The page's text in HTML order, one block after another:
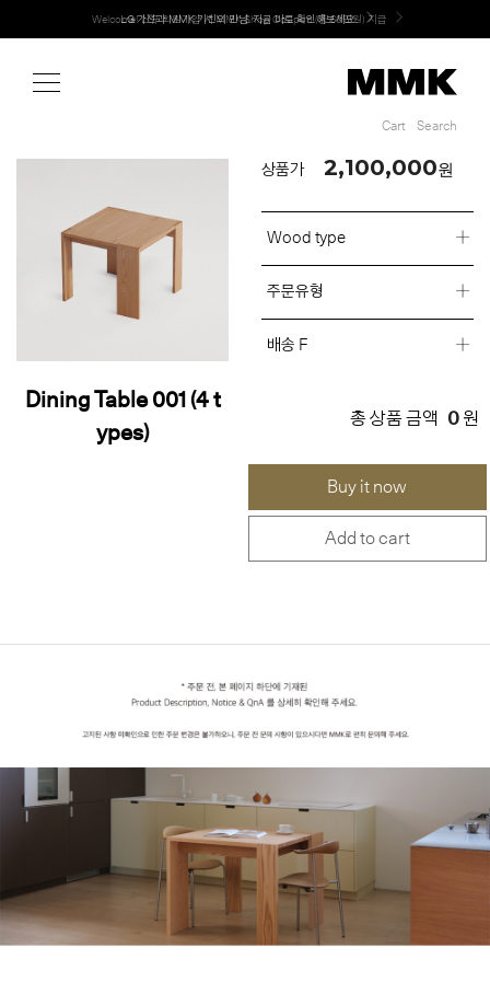
Welcome! 신규 회원가입 시 MMK Shop Coupon (총 60만원) 지급
Cart Search
Dining Table 001 (4 t
ypes)
상품가 2,100,000원
Wood type
주문유형
배송 F
총 상품 금액 0 원
Buy it now
Add to cart